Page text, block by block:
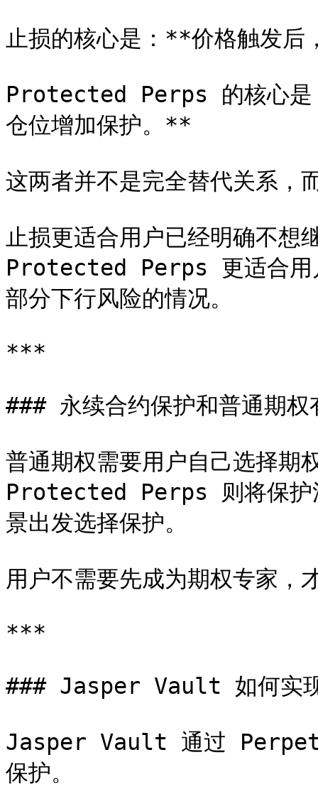
止损的核心是：**价格触发
Protected Perps 的核心是
仓位增加保护。**
这两者并不是完全替代关系，
止损更适合用户已经明确不想
Protected Perps 更适合用
部分下行风险的情况。
***
### 永续合约保护和普通期权
普通期权需要用户自己选择期
Protected Perps 则将保护
景出发选择保护。
用户不需要先成为期权专家，
***
### Jasper Vault 如何实现
Jasper Vault 通过
保护。